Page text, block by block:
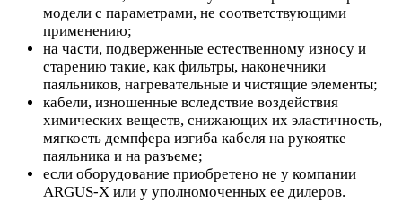
модели с параметрами, не соответствующими
применению;
на части, подверженные естественному износу и
старению такие, как фильтры, наконечники
паяльников, нагревательные и чистящие элементы;
кабели, изношенные вследствие воздействия
химических веществ, снижающих их эластичность,
мягкость демпфера изгиба кабеля на рукоятке
паяльника и на разъеме;
если оборудование приобретено не у компании
ARGUS-X или у уполномоченных ее дилеров.